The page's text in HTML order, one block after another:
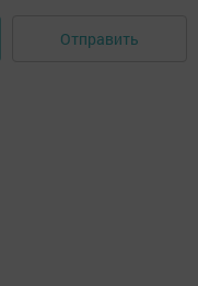
Отправить